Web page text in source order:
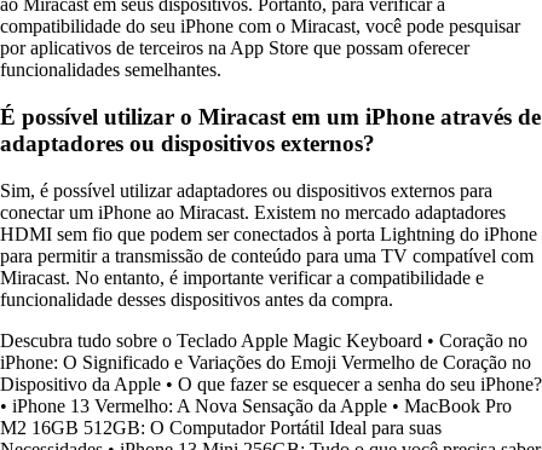
ao Miracast em seus dispositivos. Portanto, para verificar a
compatibilidade do seu iPhone com o Miracast, você pode pesquisar
por aplicativos de terceiros na App Store que possam oferecer
funcionalidades semelhantes.
É possível utilizar o Miracast em um iPhone através de
adaptadores ou dispositivos externos?
Sim, é possível utilizar adaptadores ou dispositivos externos para
conectar um iPhone ao Miracast. Existem no mercado adaptadores
HDMI sem fio que podem ser conectados à porta Lightning do iPhone
para permitir a transmissão de conteúdo para uma TV compatível com
Miracast. No entanto, é importante verificar a compatibilidade e
funcionalidade desses dispositivos antes da compra.
Descubra tudo sobre o Teclado Apple Magic Keyboard • Coração no
iPhone: O Significado e Variações do Emoji Vermelho de Coração no
Dispositivo da Apple • O que fazer se esquecer a senha do seu iPhone?
• iPhone 13 Vermelho: A Nova Sensação da Apple • MacBook Pro
M2 16GB 512GB: O Computador Portátil Ideal para suas